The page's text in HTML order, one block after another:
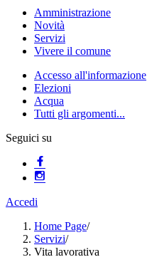
Amministrazione
Novità
Servizi
Vivere il comune
Accesso all'informazione
Elezioni
Acqua
Tutti gli argomenti...
Seguici su
Accedi
Home Page/
Servizi/
Vita lavorativa